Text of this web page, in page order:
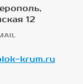
12
krum.ru